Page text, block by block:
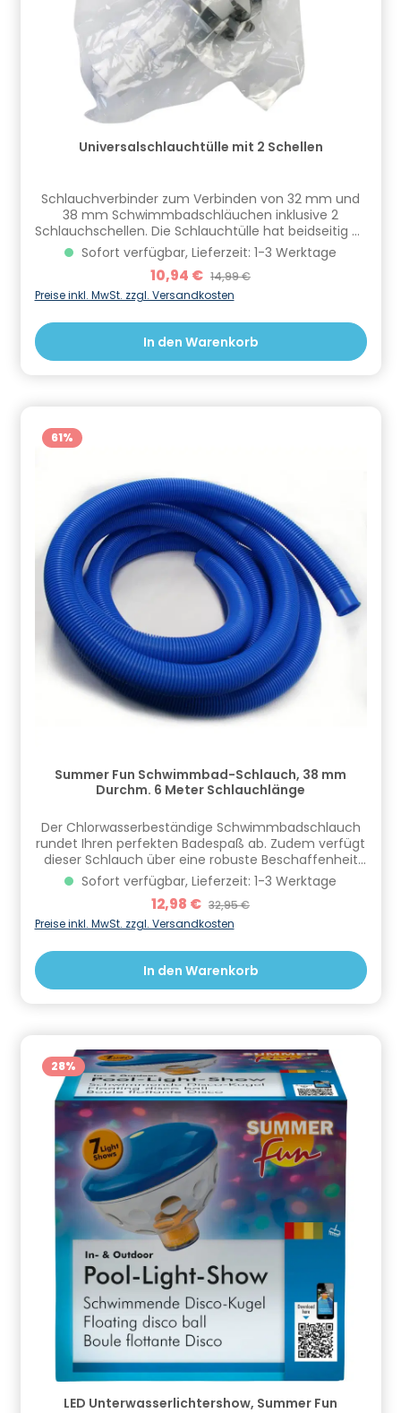
Universalschlauchtülle mit 2 Schellen
Schlauchverbinder zum Verbinden von 32 mm und
38 mm Schwimmbadschläuchen inklusive 2
Schlauchschellen. Die Schlauchtülle hat beidseitig 32
und 38 mm. Am besten die Enden der Schlauchtülle
zuerst mit etwas Teflonband umwickeln und dann
den Schlauch drauf stecken. Vorher die
Schlauchschelle nicht vergessen. Im Anschluss die
auf Undichtigkeiten überprüfen. Informationen zur
Produktsicherheit Hersteller/EU Verantwortliche
Person: CF Group Deutschland GmbH,
Sofort verfügbar, Lieferzeit: 1-3 Werktage
Verkaufspreis:
10,94 € Regulärer Preis:
14,99 €
Preise inkl. MwSt. zzgl. Versandkosten
In den Warenkorb
61%
Summer Fun Schwimmbad-Schlauch, 38 mm
Durchm. 6 Meter Schlauchlänge
Der Chlorwasserbeständige Schwimmbadschlauch
rundet Ihren perfekten Badespaß ab. Zudem verfügt
dieser Schlauch über eine robuste Beschaffenheit
und eignet sich perfekt, um beispielsweise
Filteranlagen in Betrieb zu nehmen. Der Schlauch hat
6 Meter Länge und eine Abschnittlänge von 150 cm
Informationen zur Produktsicherheit Hersteller/EU
GmbH, Bahnhofstraße 68, 73240 Wendlingen, DE,
info.de@cf.group, +4970244048100
Gefahrstoffhinweise (falls vorhanden):
Sofort verfügbar, Lieferzeit: 1-3 Werktage
Verkaufspreis:
12,98 € Regulärer Preis:
32,95 €
Preise inkl. MwSt. zzgl. Versandkosten
In den Warenkorb
28%
LED Unterwasserlichtershow, Summer Fun